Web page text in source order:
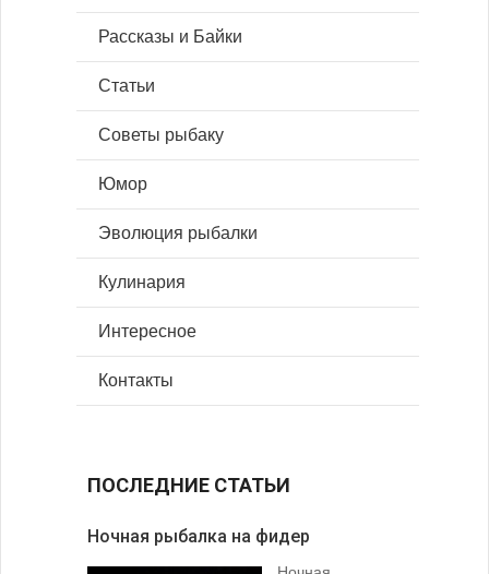
Рассказы и Байки
Статьи
Советы рыбаку
Юмор
Эволюция рыбалки
Кулинария
Интересное
Контакты
ПОСЛЕДНИЕ СТАТЬИ
Ночная рыбалка на фидер